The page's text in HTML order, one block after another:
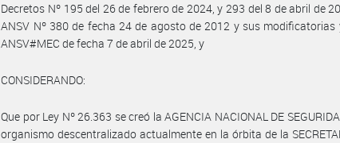
Decretos Nº 195 del 26 de febrero de 2024, y 293 del 8 de abril de
ANSV Nº 380 de fecha 24 de agosto de 2012 y sus modificatorias
ANSV#MEC de fecha 7 de abril de 2025, y
CONSIDERANDO:
Que por Ley Nº 26.363 se creó la AGENCIA NACIONAL DE
organismo descentralizado actualmente en la órbita de la